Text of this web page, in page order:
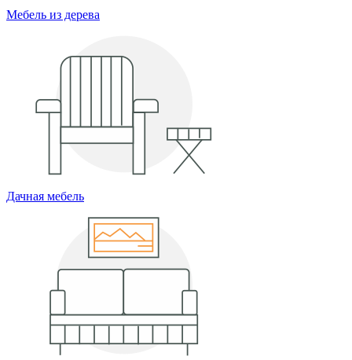
Мебель из дерева
Дачная мебель